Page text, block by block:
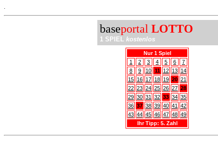
baseportal LOTTO
1 SPIEL kostenlos
Nur 1 Spiel
1
2 3 4 5 6
7
8
9 10 11 12 13 14
15 16 17 18 19 20 21
22 23 24 25 26 27 28
29 30 31 32 33 34 35
36 37 38 39 40 41
42
43 44 45 46 47 48 49
Ihr Tipp: 5. Zahl